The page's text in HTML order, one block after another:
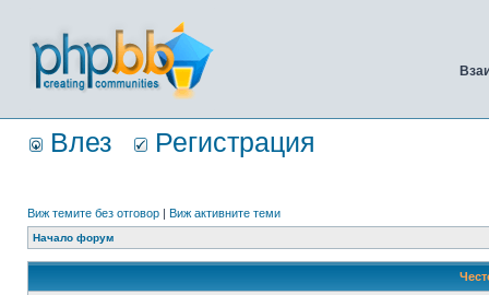
Влез Регистрация
Виж темите без отговор | Виж активните теми
Начало форум